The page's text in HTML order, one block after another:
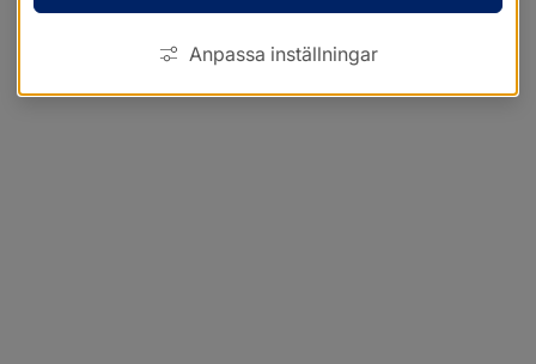
Anpassa inställningar